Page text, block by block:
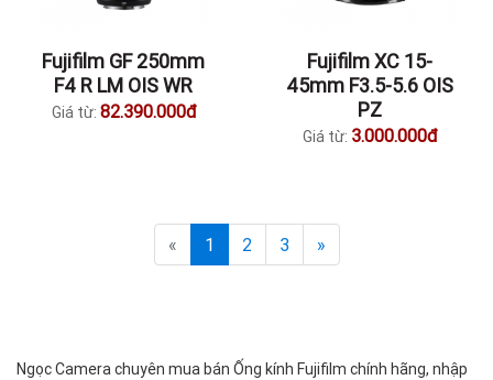
Fujifilm GF 250mm
F4 R LM OIS WR
Giá từ: 82.390.000đ
Fujifilm XC 15-
45mm F3.5-5.6 OIS
PZ
Giá từ: 3.000.000đ
« 1 2 3 »
Ngọc Camera chuyên mua bán Ống kính Fujifilm chính hãng, nhập